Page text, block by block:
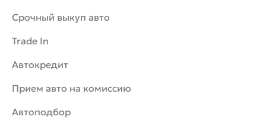
Срочный выкуп авто
Trade In
Автокредит
Прием авто на комиссию
Автоподбор